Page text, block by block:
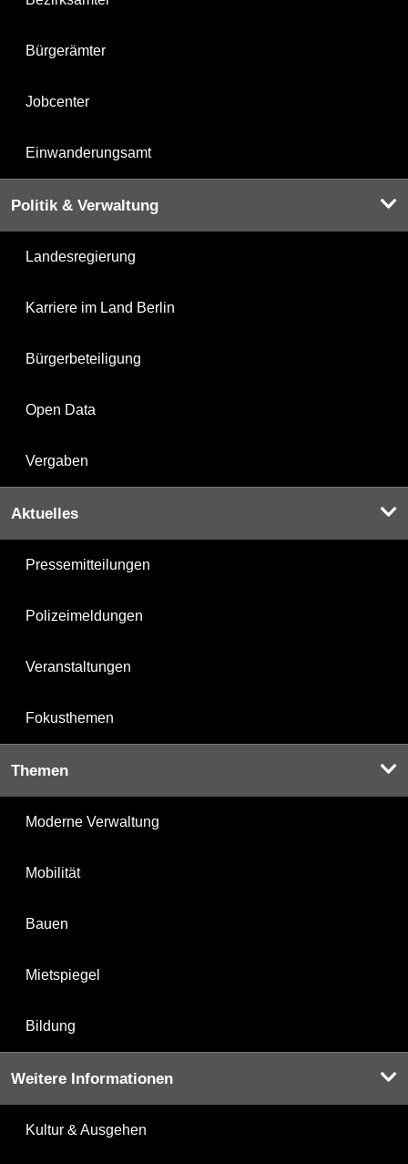
Bürgerämter
Jobcenter
Einwanderungsamt
Politik & Verwaltung
Landesregierung
Karriere im Land Berlin
Bürgerbeteiligung
Open Data
Vergaben
Aktuelles
Pressemitteilungen
Polizeimeldungen
Veranstaltungen
Fokusthemen
Themen
Moderne Verwaltung
Mobilität
Bauen
Mietspiegel
Bildung
Weitere Informationen
Kultur & Ausgehen